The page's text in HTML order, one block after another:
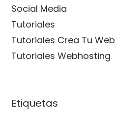
Social Media
Tutoriales
Tutoriales Crea Tu Web
Tutoriales Webhosting
Etiquetas